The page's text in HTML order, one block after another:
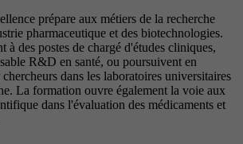
prépare aux métiers de la recherche
pharmaceutique et des biotechnologies.
à des postes de chargé d'études cliniques,
R&D en santé, ou poursuivent en
dans les laboratoires universitaires
La formation ouvre également la voie aux
dans l'évaluation des médicaments et